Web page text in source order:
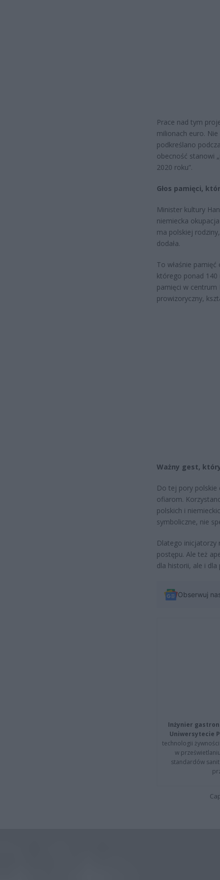
Prace nad tym
milionach euro.
podkreślano
obecność stanowi
2020 roku”.
Głos pamięci,
Minister kultury
niemiecka
ma polskiej
dodała.
To właśnie
którego ponad
pamięci w centrum
prowizoryczny,
Ważny gest,
Do tej pory polskie
ofiarom.
polskich i
symboliczne, nie
Dlatego inicjatorzy
postępu. Ale też
dla historii, ale i dla
Obserwuj
Inżynier
Uniwersytecie
technologii
w
standardów